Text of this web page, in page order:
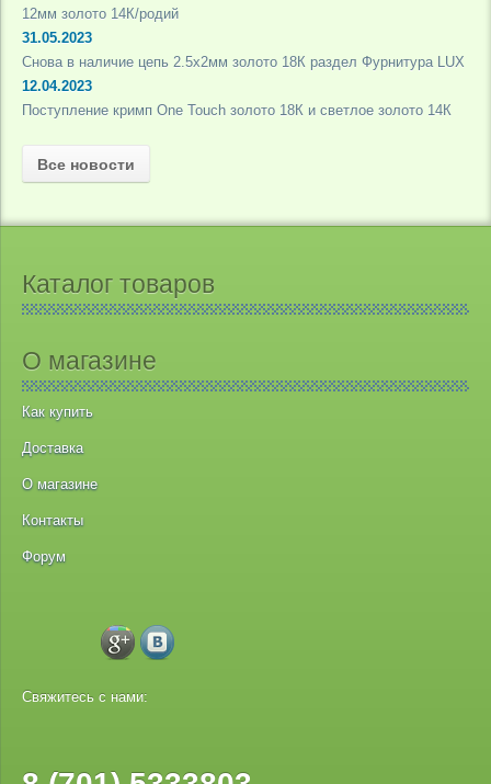
12мм золото 14К/родий
31.05.2023
Снова в наличие цепь 2.5х2мм золото 18К раздел Фурнитура LUX
12.04.2023
Поступление кримп One Touch золото 18К и светлое золото 14К
Все новости
Каталог товаров
О магазине
Как купить
Доставка
О магазине
Контакты
Форум
Свяжитесь с нами: